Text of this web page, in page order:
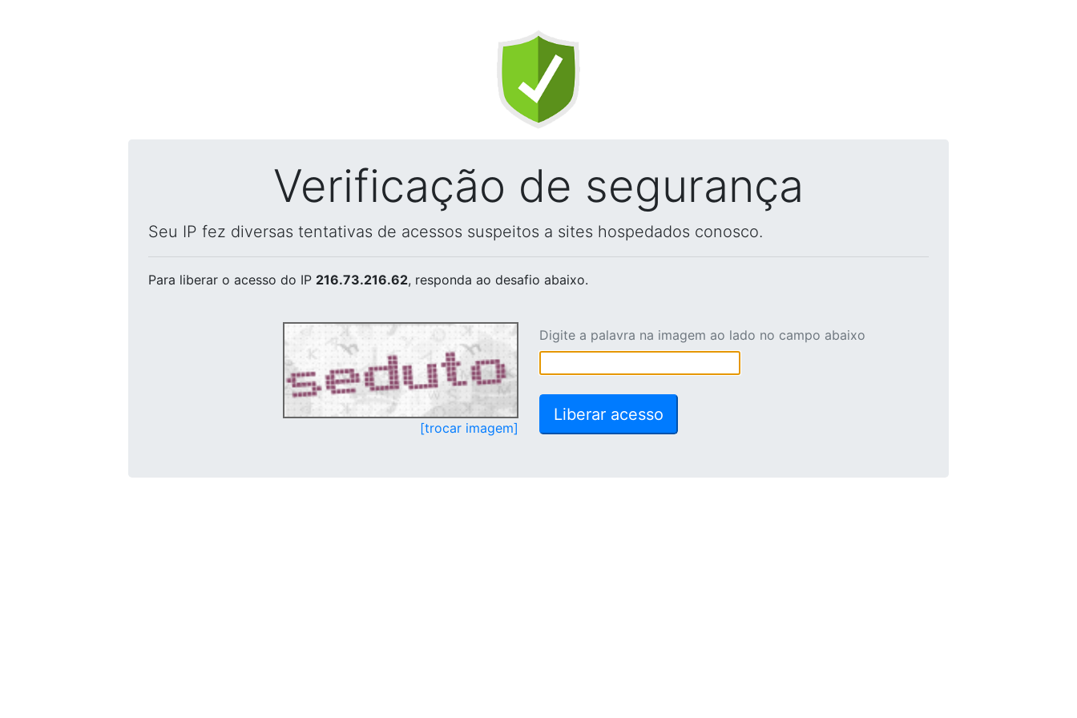
Verificação de segurança
Seu IP fez diversas tentativas de acessos suspeitos a sites hospedados conosco.
Para liberar o acesso do IP 216.73.216.62, responda ao desafio abaixo.
[trocar imagem]
Digite a palavra na imagem ao lado no campo abaixo